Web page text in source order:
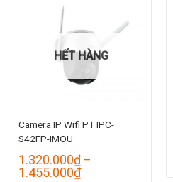
HẾT HÀNG
Camera IP Wifi PT IPC-
S42FP-IMOU
1.320.000₫ –
1.455.000₫Khoảng